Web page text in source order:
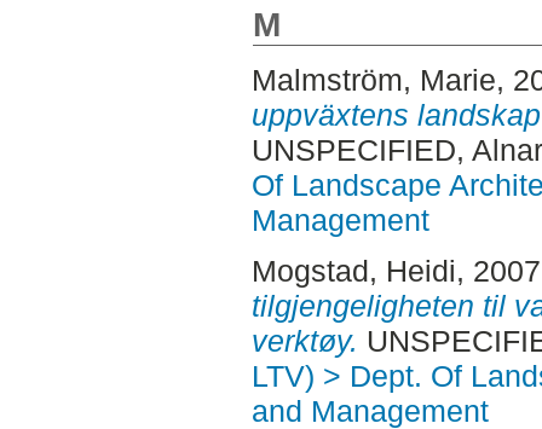
M
Malmström, Marie,
uppväxtens
UNSPECIFIED,
Of Landscape
Management
Mogstad, Heidi,
tilgjengeligheten til
verktøy.
LTV) > Dept. Of
and Management